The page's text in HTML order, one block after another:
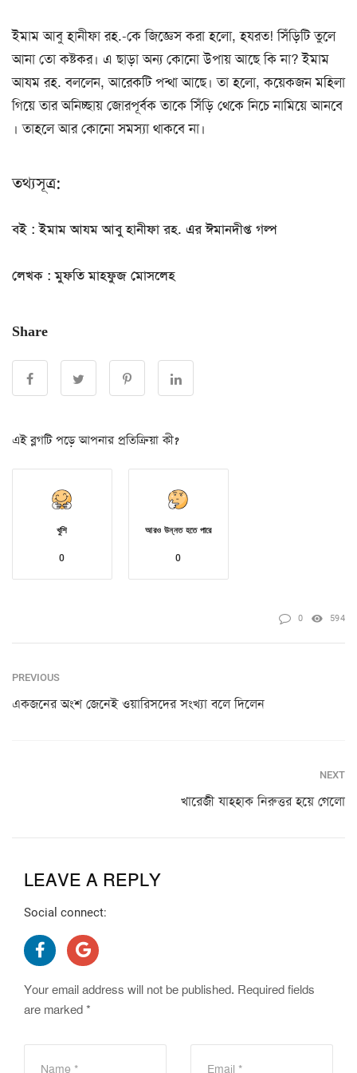
ইমাম আবু হানীফা রহ.-কে জিজ্ঞেস করা হলো, হযরত! সিঁড়িটি তুলে
আনা তো কষ্টকর। এ ছাড়া অন্য কোনো উপায় আছে কি না? ইমাম
আযম রহ. বললেন, আরেকটি পন্থা আছে। তা হলো, কয়েকজন মহিলা
গিয়ে তার অনিচ্ছায় জোরপূর্বক তাকে সিঁড়ি থেকে নিচে নামিয়ে আনবে
। তাহলে আর কোনো সমস্যা থাকবে না।
তথ্যসূত্র:
বই : ইমাম আযম আবু হানীফা রহ. এর ঈমানদীপ্ত গল্প
লেখক : মুফতি মাহফুজ মোসলেহ
Share
এই ব্লগটি পড়ে আপনার প্রতিক্রিয়া কী?
খুশি
0
আরও উন্নত হতে পারে
0
0 594
PREVIOUS
একজনের অংশ জেনেই ওয়ারিসদের সংখ্যা বলে দিলেন
NEXT
খারেজী যাহহাক নিরুত্তর হয়ে গেলো
LEAVE A REPLY
Social connect:
Your email address will not be published. Required fields
are marked *